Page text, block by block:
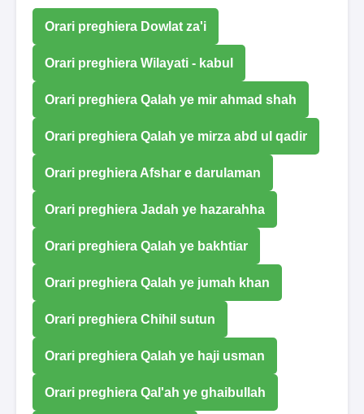
Orari preghiera Dowlat za'i
Orari preghiera Wilayati - kabul
Orari preghiera Qalah ye mir ahmad shah
Orari preghiera Qalah ye mirza abd ul qadir
Orari preghiera Afshar e darulaman
Orari preghiera Jadah ye hazarahha
Orari preghiera Qalah ye bakhtiar
Orari preghiera Qalah ye jumah khan
Orari preghiera Chihil sutun
Orari preghiera Qalah ye haji usman
Orari preghiera Qal'ah ye ghaibullah